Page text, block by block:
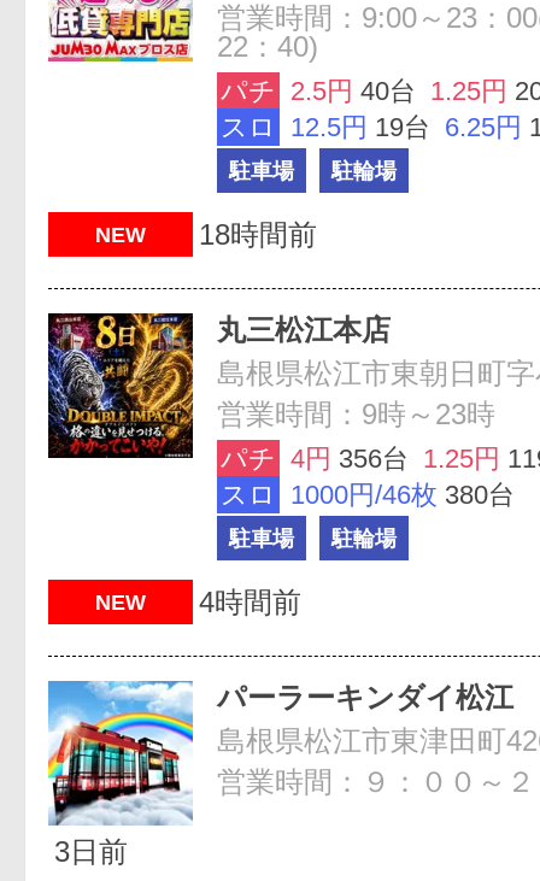
営業時間：9:00～23：
22：40)
パチ 2.5円 40台 1.25円
スロ
12.5円 19台 6.25円
駐車場 駐輪場
NEW 18時間前
丸三松江本店
島根県松江市東朝日町
営業時間：9時～23時
パチ 4円 356台 1.25円
スロ
1000円/46枚 380台
駐車場 駐輪場
NEW 4時間前
パーラーキンダイ松江
島根県松江市東津田町
営業時間：９：００～
3日前